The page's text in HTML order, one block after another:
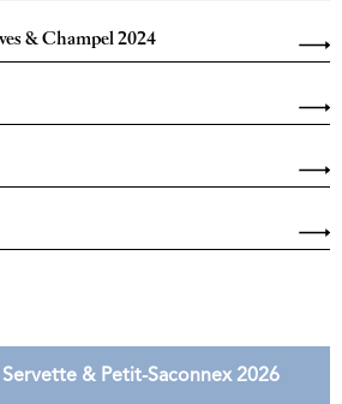
& Champel 2024
& Petit-Saconnex 2026